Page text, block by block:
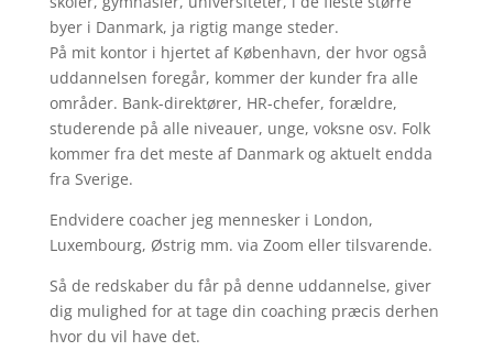
byer i Danmark, ja rigtig mange steder.
På mit kontor i hjertet af København, der hvor også
uddannelsen foregår, kommer der kunder fra alle
områder. Bank-direktører, HR-chefer, forældre,
studerende på alle niveauer, unge, voksne osv. Folk
kommer fra det meste af Danmark og aktuelt endda
fra Sverige.
Endvidere coacher jeg mennesker i London,
Luxembourg, Østrig mm. via Zoom eller tilsvarende.
Så de redskaber du får på denne uddannelse, giver
dig mulighed for at tage din coaching præcis derhen
hvor du vil have det.